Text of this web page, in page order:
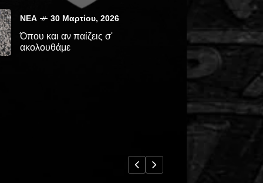
ΝΈΑ 30 Μαρτίου, 2026
Όπου και αν παίζεις σ'
ακολουθάμε